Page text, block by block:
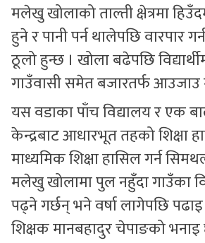
मलेखु खोलाको ताल्ती क्षेत्रमा
हुने र पानी पर्न थालेपछि वारपार
ठूलो हुन्छ । खोला बढेपछि
गाउँवासी समेत बजारतर्फ आउजाउ
यस वडाका पाँच विद्यालय र एक
केन्द्रबाट आधारभूत तहको शिक्षा
माध्यमिक शिक्षा हासिल गर्न
मलेखु खोलामा पुल नहुँदा गाउँका
पढ्ने गर्छन् भने वर्षा लागेपछि
शिक्षक मानबहादुर चेपाङको भनाइ